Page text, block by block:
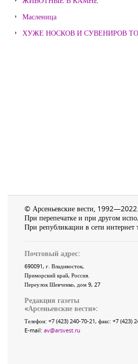
Масленица
ХУЖЕ НОСКОВ И СУВЕНИРОВ
© Арсеньевские вести,
При перепечатке и при другом
При републикации в сети интернет
Почтовый адрес:
690091, г. Владивосток,
Приморский край, Россия.
Переулок Шевченко, дом 9, 27
Редакция газеты
«Арсеньевские вести»:
Телефон: +7 (423) 240-70-21, факс: +7 (423)
E-mail: av@arsvest.ru